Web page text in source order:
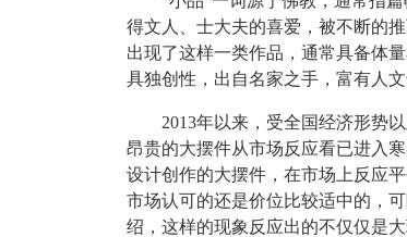
得文人、士大夫的喜爱，被不断的
出现了这样一类作品，通常具备体
具独创性，出自名家之手，富有人文
2013年以来，受全国经济形势以
昂贵的大摆件从市场反应看已进入
设计创作的大摆件，在市场上反应
市场认可的还是价位比较适中的，
绍，这样的现象反应出的不仅仅是